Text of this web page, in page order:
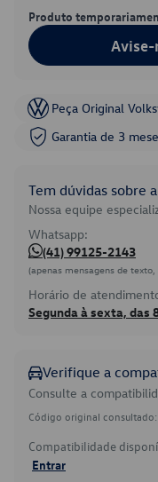
Produto
Avise-
Peça Original
Garantia de 3
Tem dúvidas sobre
Nossa equipe
Whatsapp:
(41) 99125-2143
(apenas mensagens de
Horário de
Segunda à sexta, das
Verifique a
Consulte a
Código original consultado:
Compatibilidade
Entrar